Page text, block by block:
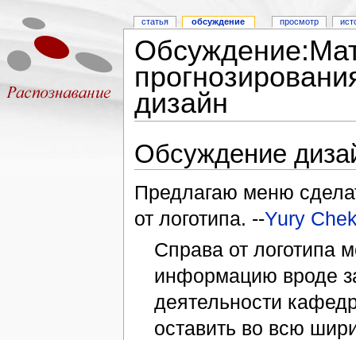
дизайн
Обсуждение
Предлагаю меню
от логотипа. --Yury
Справа от логотипа
информацию вроде
деятельности
оставить во всю
статья обсуждение просмотр